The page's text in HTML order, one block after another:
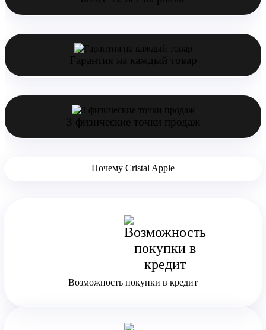
Гарантия на каждый товар
3 физические точки продаж
Почему Cristal Apple
Возможность покупки в кредит